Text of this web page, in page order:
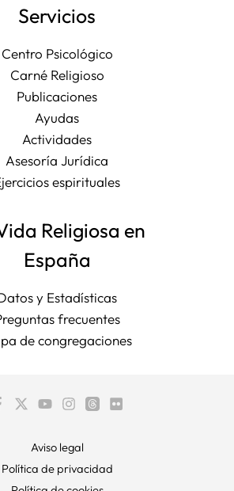
Servicios
Centro Psicológico
Carné Religioso
Publicaciones
Ayudas
Actividades
Asesoría Jurídica
espirituales
Religiosa en
España
y Estadísticas
frecuentes
de congregaciones
Aviso legal
Política de privacidad